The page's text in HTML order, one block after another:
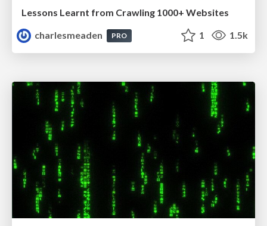
Lessons Learnt from Crawling 1000+ Websites
charlesmeaden
PRO 1 1.5k